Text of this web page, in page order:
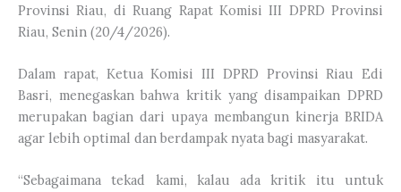
Provinsi Riau, di Ruang Rapat Komisi III DPRD Provinsi
Riau, Senin (20/4/2026).
Dalam rapat, Ketua Komisi III DPRD Provinsi Riau Edi
Basri, menegaskan bahwa kritik yang disampaikan DPRD
merupakan bagian dari upaya membangun kinerja BRIDA
agar lebih optimal dan berdampak nyata bagi masyarakat.
“Sebagaimana tekad kami, kalau ada kritik itu untuk